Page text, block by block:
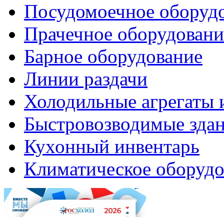
Посудомоечное
Прачечное
Барное оборудование
Линии раздачи
Холодильные агрегаты
Быстровозводимые
Кухонный инвентарь
Климатическое